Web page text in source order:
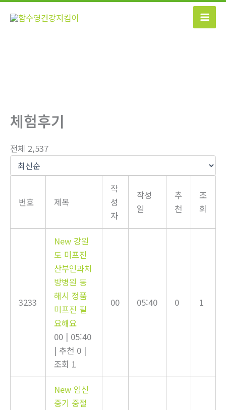
콘
체험후기
전체 2,537
번호 제목
작
성
자
작성
일
추
천
조
회
3233
New 강원
도 미프진
산부인과처
방병원 동
해시 정품
미프진 필
요해요
00 | 05:40
| 추천 0 |
조회 1
00 05:40 0 1
New 임신
중기 중절